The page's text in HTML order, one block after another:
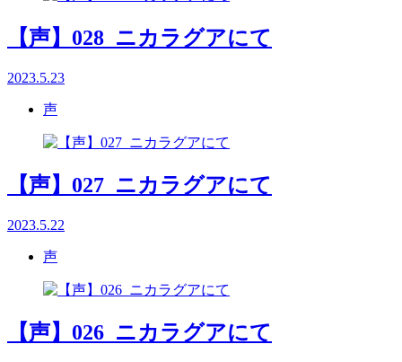
【声】028_ニカラグアにて
2023.5.23
声
【声】027_ニカラグアにて
2023.5.22
声
【声】026_ニカラグアにて